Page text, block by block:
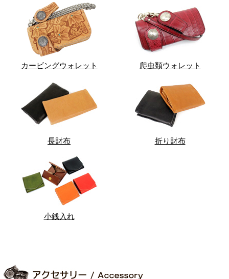
カービングウォレット 爬虫類ウォレット
長財布 折り財布
小銭入れ